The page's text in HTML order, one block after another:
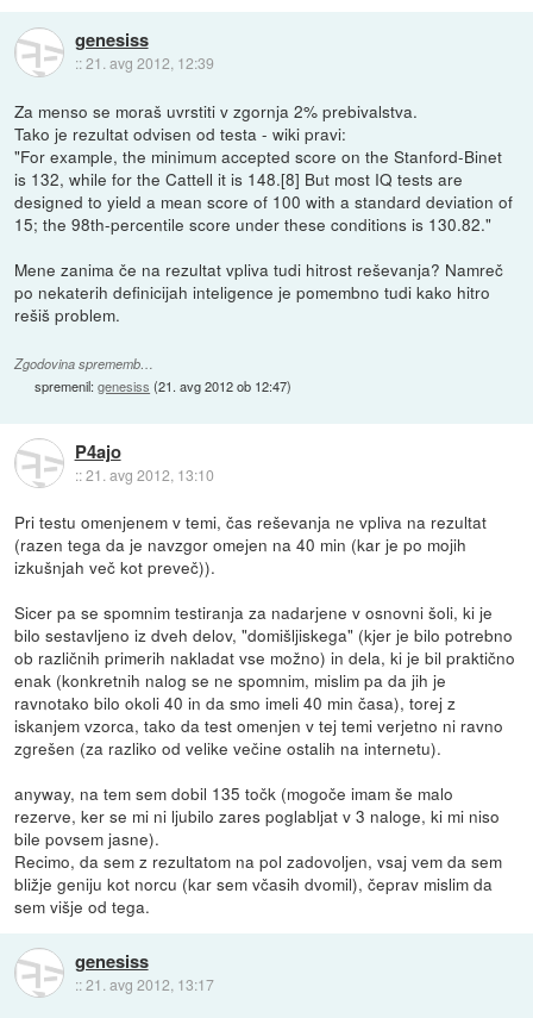
genesiss
::21. avg 2012, 12:39
Za menso se moraš uvrstiti v zgornja 2% prebivalstva.
Tako je rezultat odvisen od testa - wiki pravi:
"For example, the minimum accepted score on the Stanford-Binet
is 132, while for the Cattell it is 148.[8] But most IQ tests are
designed to yield a mean score of 100 with a standard deviation of
15; the 98th-percentile score under these conditions is 130.82."
Mene zanima če na rezultat vpliva tudi hitrost reševanja? Namreč
po nekaterih definicijah inteligence je pomembno tudi kako hitro
rešiš problem.
Zgodovina sprememb…
spremenil:genesiss (21. avg 2012 ob 12:47)
P4ajo
::21. avg 2012, 13:10
Pri testu omenjenem v temi, čas reševanja ne vpliva na rezultat
(razen tega da je navzgor omejen na 40 min (kar je po mojih
izkušnjah več kot preveč)).
Sicer pa se spomnim testiranja za nadarjene v osnovni šoli, ki je
bilo sestavljeno iz dveh delov, "domišljiskega" (kjer je bilo potrebno
ob različnih primerih nakladat vse možno) in dela, ki je bil praktično
enak (konkretnih nalog se ne spomnim, mislim pa da jih je
ravnotako bilo okoli 40 in da smo imeli 40 min časa), torej z
iskanjem vzorca, tako da test omenjen v tej temi verjetno ni ravno
zgrešen (za razliko od velike večine ostalih na internetu).
anyway, na tem sem dobil 135 točk (mogoče imam še malo
rezerve, ker se mi ni ljubilo zares poglabljat v 3 naloge, ki mi niso
bile povsem jasne).
Recimo, da sem z rezultatom na pol zadovoljen, vsaj vem da sem
bližje geniju kot norcu (kar sem včasih dvomil), čeprav mislim da
sem višje od tega.
genesiss
::21. avg 2012, 13:17